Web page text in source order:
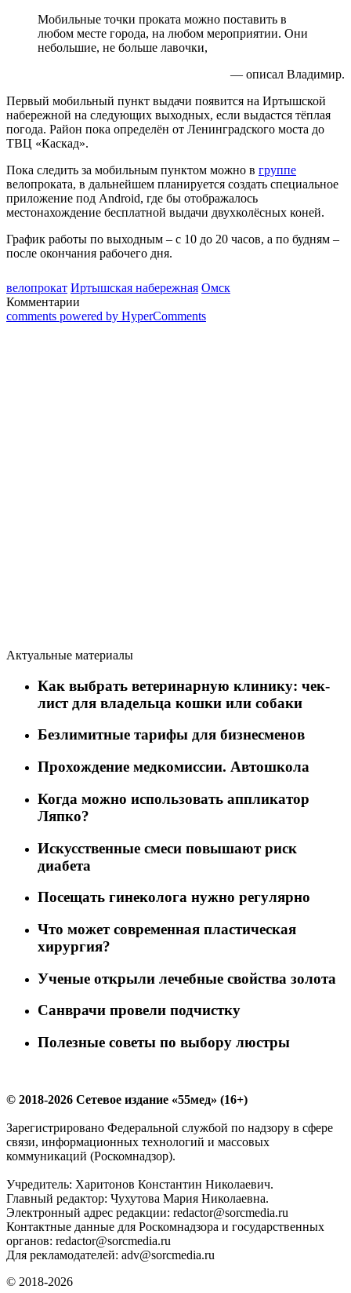
Мобильные точки проката можно поставить в
любом месте города, на любом мероприятии. Они
небольшие, не больше лавочки,
— описал Владимир.
Первый мобильный пункт выдачи появится на Иртышской
набережной на следующих выходных, если выдастся тёплая
погода. Район пока определён от Ленинградского моста до
ТВЦ «Каскад».
Пока следить за мобильным пунктом можно в группе
велопроката, в дальнейшем планируется создать специальное
приложение под Android, где бы отображалось
местонахождение бесплатной выдачи двухколёсных коней.
График работы по выходным – с 10 до 20 часов, а по будням –
после окончания рабочего дня.
велопрокат Иртышская набережная Омск
Комментарии
comments powered by HyperComments
Актуальные материалы
Как выбрать ветеринарную клинику: чек-
лист для владельца кошки или собаки
Безлимитные тарифы для бизнесменов
Прохождение медкомиссии. Автошкола
Когда можно использовать аппликатор
Ляпко?
Искусственные смеси повышают риск
диабета
Посещать гинеколога нужно регулярно
Что может современная пластическая
хирургия?
Ученые открыли лечебные свойства золота
Санврачи провели подчистку
Полезные советы по выбору люстры
© 2018-2026 Сетевое издание «55мед» (16+)
Зарегистрировано Федеральной службой по надзору в сфере
связи, информационных технологий и массовых
коммуникаций (Роскомнадзор).
Учредитель: Харитонов Константин Николаевич.
Главный редактор: Чухутова Мария Николаевна.
Электронный адрес редакции: redactor@sorcmedia.ru
Контактные данные для Роскомнадзора и государственных
органов: redactor@sorcmedia.ru
Для рекламодателей: adv@sorcmedia.ru
© 2018-2026